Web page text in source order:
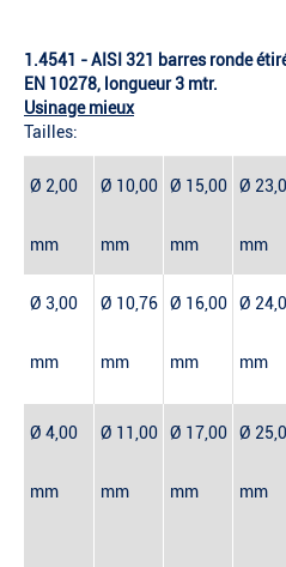
1.4541 - AISI 321 barres ronde
EN 10278, longueur 3 mtr.
Usinage mieux
Tailles:
Ø 2,00
mm
Ø 10,00
mm
Ø 15,00
mm
Ø
mm
Ø 3,00
mm
Ø 10,76
mm
Ø 16,00
mm
Ø
mm
Ø 4,00
mm
Ø 11,00
mm
Ø 17,00
mm
Ø
mm